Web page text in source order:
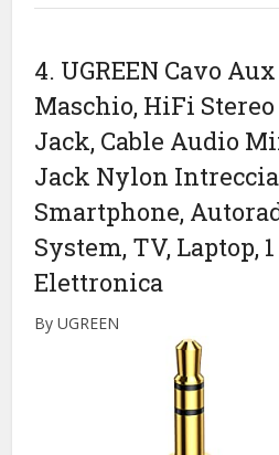
4. UGREEN Cavo
Maschio, HiFi
Jack, Cable Audio
Jack Nylon
Smartphone,
System, TV, Laptop,
Elettronica
By UGREEN